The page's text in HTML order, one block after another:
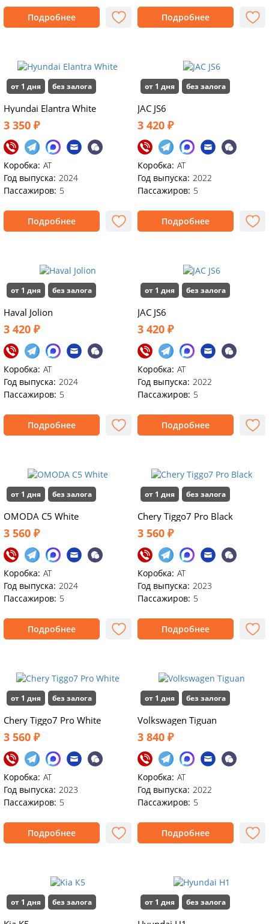
Подробнее Подробнее
от 1 дня без залога
Hyundai Elantra White
3 350 ₽
Коробка: AT
Год выпуска: 2024
Пассажиров: 5
Подробнее
от 1 дня без залога
JAC JS6
3 420 ₽
Коробка: АТ
Год выпуска: 2022
Пассажиров: 5
Подробнее
от 1 дня без залога
Haval Jolion
3 420 ₽
Коробка: АТ
Год выпуска: 2024
Пассажиров: 5
Подробнее
от 1 дня без залога
JАС JS6
3 420 ₽
Коробка: АТ
Год выпуска: 2022
Пассажиров: 5
Подробнее
от 1 дня без залога
OMODA C5 White
3 560 ₽
Коробка: AT
Год выпуска: 2024
Пассажиров: 5
Подробнее
от 1 дня без залога
Chery Tiggo7 Pro Black
3 560 ₽
Коробка: AT
Год выпуска: 2023
Пассажиров: 5
Подробнее
от 1 дня без залога
Chery Tiggo7 Pro White
3 560 ₽
Коробка: АТ
Год выпуска: 2023
Пассажиров: 5
Подробнее
от 1 дня без залога
Volkswagen Tiguan
3 840 ₽
Коробка: АТ
Год выпуска: 2022
Пассажиров: 5
Подробнее
от 1 дня без залога от 1 дня без залога